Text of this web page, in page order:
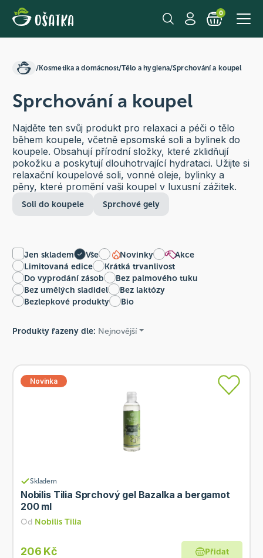
0
/Kosmetika a domácnost/Tělo a hygiena/Sprchování a koupel
Sprchování a koupel
Najděte ten svůj produkt pro relaxaci a péči o tělo
během koupele, včetně epsomské soli a bylinek do
koupele. Obsahují přírodní složky, které zklidňují
pokožku a poskytují dlouhotrvající hydrataci. Užijte si
relaxační koupelové soli, vonné oleje, bylinky a
pěny, které promění vaši koupel v luxusní zážitek.
Soli do koupele Sprchové gely
Jen skladem Vše Novinky
Akce
Limitovaná edice
Krátká trvanlivost
Do vyprodání zásob
Bez palmového tuku
Bez umělých sladidel
Bez laktózy
Bezlepkové produkty
Bio
Produkty řazeny dle: Nejnovější
Novinka
Skladem
Nobilis Tilia Sprchový gel Bazalka a bergamot
200 ml
Od Nobilis Tilia
206 Kč Přidat